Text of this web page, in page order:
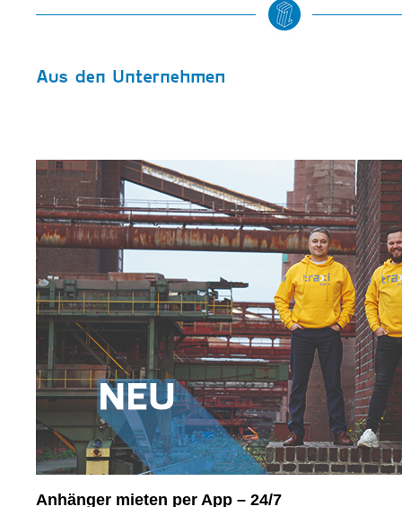
Anhänger mieten per App – 24/7